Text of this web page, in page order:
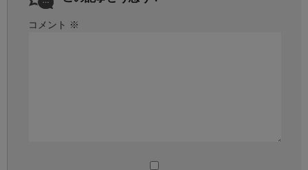
コメント ※